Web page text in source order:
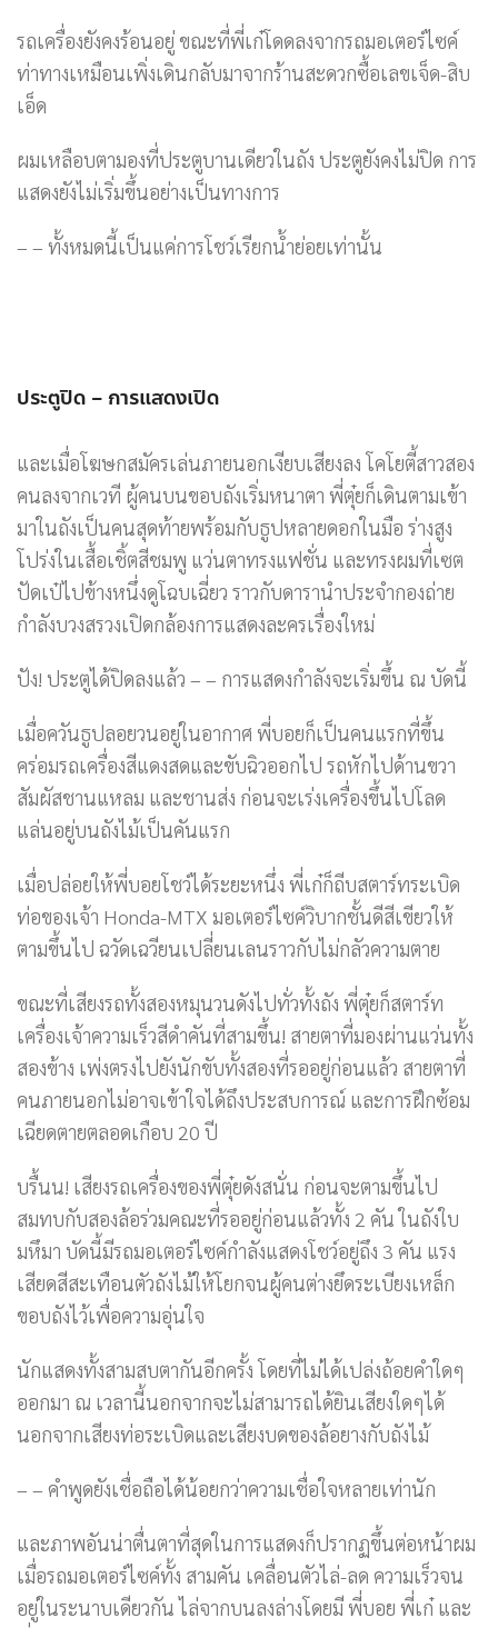
รถเครื่องยังคงร้อนอยู่ ขณะที่พี่เก๋โดดลงจากรถมอเตอร์ไซค์
ท่าทางเหมือนเพิ่งเดินกลับมาจากร้านสะดวกซื้อเลขเจ็ด-สิบ
เอ็ด
ผมเหลือบตามองที่ประตูบานเดียวในถัง ประตูยังคงไม่ปิด การ
แสดงยังไม่เริ่มขึ้นอย่างเป็นทางการ
– – ทั้งหมดนี้เป็นแค่การโชว์เรียกน้ำย่อยเท่านั้น
ประตูปิด – การแสดงเปิด
และเมื่อโฆษกสมัครเล่นภายนอกเงียบเสียงลง โคโยตี้สาวสอง
คนลงจากเวที ผู้คนบนขอบถังเริ่มหนาตา พี่ตุ๋ยก็เดินตามเข้า
มาในถังเป็นคนสุดท้ายพร้อมกับธูปหลายดอกในมือ ร่างสูง
โปร่งในเสื้อเชิ้ตสีชมพู แว่นตาทรงแฟชั่น และทรงผมที่เซต
ปัดเป๋ไปข้างหนึ่งดูโฉบเฉี่ยว ราวกับดารานำประจำกองถ่าย
กำลังบวงสรวงเปิดกล้องการแสดงละครเรื่องใหม่
ปัง! ประตูได้ปิดลงแล้ว – – การแสดงกำลังจะเริ่มขึ้น ณ บัดนี้
เมื่อควันธูปลอยวนอยู่ในอากาศ พี่บอยก็เป็นคนแรกที่ขึ้น
คร่อมรถเครื่องสีแดงสดและขับฉิวออกไป รถหักไปด้านขวา
สัมผัสชานแหลม และชานส่ง ก่อนจะเร่งเครื่องขึ้นไปโลด
แล่นอยู่บนถังไม้เป็นคันแรก
เมื่อปล่อยให้พี่บอยโชว์ได้ระยะหนึ่ง พี่เก๋ก็ถีบสตาร์ทระเบิด
ท่อของเจ้า Honda-MTX มอเตอร์ไซค์วิบากชั้นดีสีเขียวให้
ตามขึ้นไป ฉวัดเฉวียนเปลี่ยนเลนราวกับไม่กลัวความตาย
ขณะที่เสียงรถทั้งสองหมุนวนดังไปทั่วทั้งถัง พี่ตุ๋ยก็สตาร์ท
เครื่องเจ้าความเร็วสีดำคันที่สามขึ้น! สายตาที่มองผ่านแว่นทั้ง
สองข้าง เพ่งตรงไปยังนักขับทั้งสองที่รออยู่ก่อนแล้ว สายตาที่
คนภายนอกไม่อาจเข้าใจได้ถึงประสบการณ์ และการฝึกซ้อม
เฉียดตายตลอดเกือบ 20 ปี
บรื้นน! เสียงรถเครื่องของพี่ตุ๋ยดังสนั่น ก่อนจะตามขึ้นไป
สมทบกับสองล้อร่วมคณะที่รออยู่ก่อนแล้วทั้ง 2 คัน ในถังใบ
มหึมา บัดนี้มีรถมอเตอร์ไซค์กำลังแสดงโชว์อยู่ถึง 3 คัน แรง
เสียดสีสะเทือนตัวถังไม้ให้โยกจนผู้คนต่างยึดระเบียงเหล็ก
ขอบถังไว้เพื่อความอุ่นใจ
นักแสดงทั้งสามสบตากันอีกครั้ง โดยที่ไม่ได้เปล่งถ้อยคำใดๆ
ออกมา ณ เวลานี้นอกจากจะไม่สามารถได้ยินเสียงใดๆได้
นอกจากเสียงท่อระเบิดและเสียงบดของล้อยางกับถังไม้
– – คำพูดยังเชื่อถือได้น้อยกว่าความเชื่อใจหลายเท่านัก
และภาพอันน่าตื่นตาที่สุดในการแสดงก็ปรากฏขึ้นต่อหน้าผม
เมื่อรถมอเตอร์ไซค์ทั้ง สามคัน เคลื่อนตัวไล่-ลด ความเร็วจน
อยู่ในระนาบเดียวกัน ไล่จากบนลงล่างโดยมี พี่บอย พี่เก๋ และ